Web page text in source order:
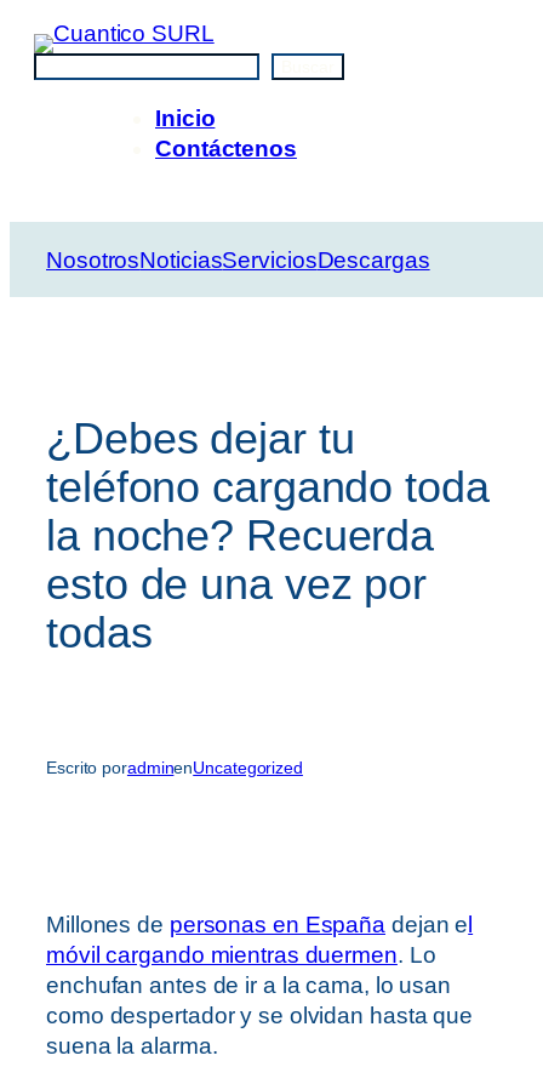
Saltar
contenido
Inicio
Contáctenos
NosotrosNoticiasServiciosDescargas
¿Debes dejar tu
teléfono cargando toda
la noche? Recuerda
esto de una vez por
todas
Escrito poradminenUncategorized
Millones de personas en España dejan e
móvil cargando mientras duermen. Lo
enchufan antes de ir a la cama, lo usan
como despertador y se olvidan hasta que
suena la alarma.